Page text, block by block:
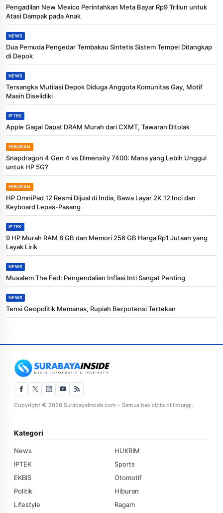
Pengadilan New Mexico Perintahkan Meta Bayar Rp9 Triliun untuk
Atasi Dampak pada Anak
NEWS
Dua Pemuda Pengedar Tembakau Sintetis Sistem Tempel Ditangkap
di Depok
NEWS
Tersangka Mutilasi Depok Diduga Anggota Komunitas Gay, Motif
Masih Diselidiki
IPTEK
Apple Gagal Dapat DRAM Murah dari CXMT, Tawaran Ditolak
HIBURAN
Snapdragon 4 Gen 4 vs Dimensity 7400: Mana yang Lebih Unggul
untuk HP 5G?
HIBURAN
HP OmniPad 12 Resmi Dijual di India, Bawa Layar 2K 12 Inci dan
Keyboard Lepas-Pasang
IPTEK
9 HP Murah RAM 8 GB dan Memori 256 GB Harga Rp1 Jutaan yang
Layak Lirik
NEWS
Musalem The Fed: Pengendalian Inflasi Inti Sangat Penting
NEWS
Tensi Geopolitik Memanas, Rupiah Berpotensi Tertekan
Copyright © 2026 SurabayaInside.com – Semua hak cipta dilindungi.
Kategori
News
HUKRIM
IPTEK
Sports
EKBIS
Otomotif
Politik
Hiburan
Lifestyle
Ragam